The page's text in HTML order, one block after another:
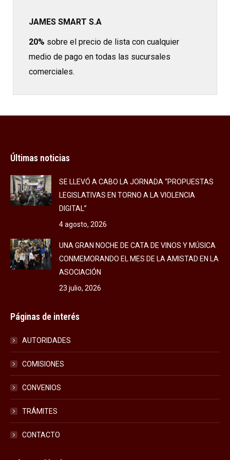
JAMES SMART S.A
20% sobre el precio de lista con cualquier
medio de pago en todas las sucursales
comerciales.
Últimas noticias
SE LLEVÓ A CABO LA JORNADA “PROPUESTAS
LEGISLATIVAS EN TORNO A LA VIOLENCIA
DIGITAL”
4 agosto, 2026
UNA GRAN NOCHE DE CATA DE VINOS Y MÚSICA
CONMEMORANDO EL MES DE LA AMISTAD EN LA
ASOCIACIÓN
23 julio, 2026
Páginas de interés
AUTORIDADES
COMISIONES
CONVENIOS
TRÁMITES
CONTACTO